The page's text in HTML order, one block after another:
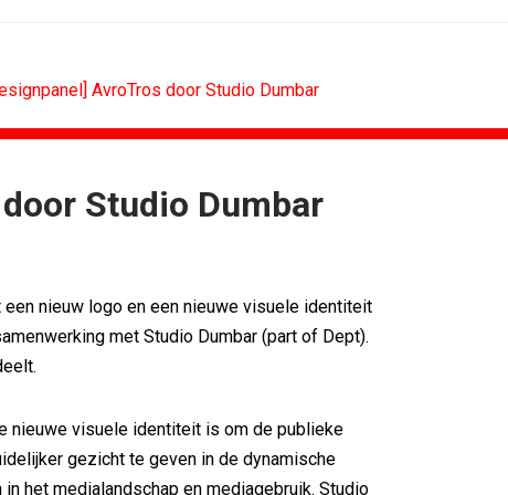
AvroTros door Studio Dumbar
Studio Dumbar
nieuw logo en een nieuwe visuele identiteit
met Studio Dumbar (part of Dept).
nieuwe visuele identiteit is om de publieke
gezicht te geven in de dynamische
het medialandschap en mediagebruik. Studio
rond...
De...
BUREAUS
Horecapartijen starten campagne voor...
Closed on Monday lanceert eigen...